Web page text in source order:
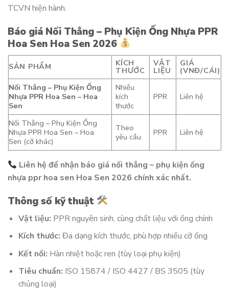
TCVN hiện hành.
Báo giá Nối Thẳng – Phụ Kiện Ống Nhựa PPR
Hoa Sen Hoa Sen 2026
SẢN PHẨM KÍCH
THƯỚC
VẬT
LIỆU
GIÁ
(VNĐ/CÁI)
Nối Thẳng – Phụ Kiện Ống
Nhựa PPR Hoa Sen – Hoa
Sen
Nhiều
kích
thước
PPR Liên hệ
Nối Thẳng – Phụ Kiện Ống
Nhựa PPR Hoa Sen – Hoa
Sen (cỡ khác)
Theo
yêu cầu
PPR Liên hệ
Liên hệ để nhận báo giá nối thẳng – phụ kiện ống
nhựa ppr hoa sen Hoa Sen 2026 chính xác nhất.
Thông số kỹ thuật
Vật liệu: PPR nguyên sinh, cùng chất liệu với ống chính
Kích thước: Đa dạng kích thước, phù hợp nhiều cỡ ống
Kết nối: Hàn nhiệt hoặc ren (tùy loại phụ kiện)
Tiêu chuẩn: ISO 15874 / ISO 4427 / BS 3505 (tùy
chủng loại)